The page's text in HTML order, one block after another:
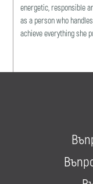
energetic, responsible
as a person who
achieve everything she